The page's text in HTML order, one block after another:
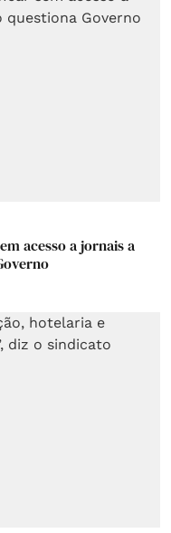
acesso a jornais a